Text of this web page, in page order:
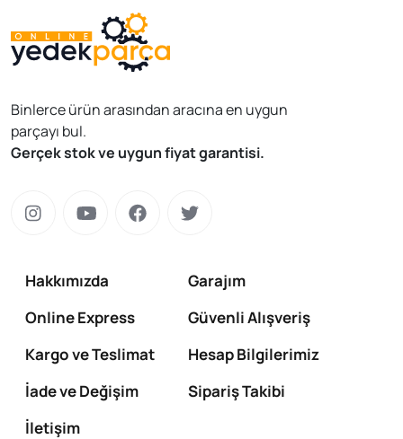
Binlerce ürün arasından aracına en uygun
parçayı bul.
Gerçek stok ve uygun fiyat garantisi.
Hakkımızda
Garajım
Online Express
Güvenli Alışveriş
Kargo ve Teslimat
Hesap Bilgilerimiz
İade ve Değişim
Sipariş Takibi
İletişim